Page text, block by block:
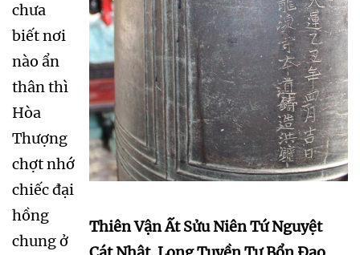
Thiên Vận Ất Sửu Niên Tứ Nguyệt
chưa
biết nơi
nào ẩn
thân thì
Hòa
Thượng
chợt nhớ
chiếc đại
hồng
chung ở